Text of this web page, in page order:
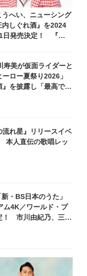
うへい、ニューシング
内しぐれ酒』を2024
日発売決定！ 『天
る新作
寿美が仮面ライダーと
ロー夏祭り2026」
を披露し「最高で
れ星』リリースイベ
本人直伝の歌唱レッ
・BS日本のうた」
ム4K／ワールド・プ
！ 市川由紀乃、三山